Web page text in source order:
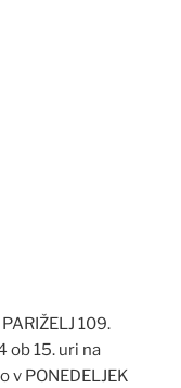
109.
ob 15. uri na
v PONEDELJEK